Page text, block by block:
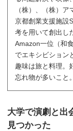
（株）、（株）
京都創業支援施設
考を用いて創出し
Amazon一位（和
でエキシビション
趣味は旅と料理。
忘れ物が多いこと。
大学で演劇と出
見つかった